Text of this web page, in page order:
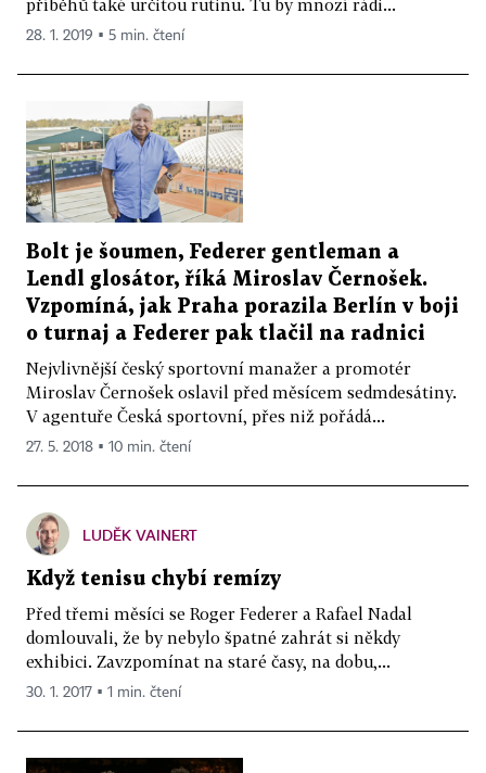
28. 1. 2019 ▪ 5 min. čtení
Bolt je šoumen, Federer gentleman a
Lendl glosátor, říká Miroslav Černošek.
Vzpomíná, jak Praha porazila Berlín v boji
o turnaj a Federer pak tlačil na radnici
Nejvlivnější český sportovní manažer a promotér
Miroslav Černošek oslavil před měsícem sedmdesátiny.
V agentuře Česká sportovní, přes niž pořádá...
27. 5. 2018 ▪ 10 min. čtení
LUDĚK VAINERT
Když tenisu chybí remízy
Před třemi měsíci se Roger Federer a Rafael Nadal
domlouvali, že by nebylo špatné zahrát si někdy
exhibici. Zavzpomínat na staré časy, na dobu,...
30. 1. 2017 ▪ 1 min. čtení